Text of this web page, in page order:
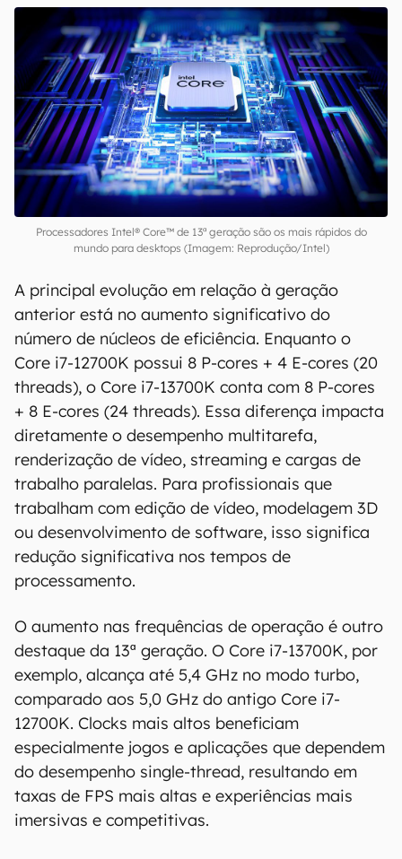
Processadores Intel® Core™ de 13ª geração são os mais rápidos do
mundo para desktops (Imagem: Reprodução/Intel)
A principal evolução em relação à geração
anterior está no aumento significativo do
número de núcleos de eficiência. Enquanto o
Core i7-12700K possui 8 P-cores + 4 E-cores (20
threads), o Core i7-13700K conta com 8 P-cores
+ 8 E-cores (24 threads). Essa diferença impacta
diretamente o desempenho multitarefa,
renderização de vídeo, streaming e cargas de
trabalho paralelas. Para profissionais que
trabalham com edição de vídeo, modelagem 3D
ou desenvolvimento de software, isso significa
redução significativa nos tempos de
processamento.
O aumento nas frequências de operação é outro
destaque da 13ª geração. O Core i7-13700K, por
exemplo, alcança até 5,4 GHz no modo turbo,
comparado aos 5,0 GHz do antigo Core i7-
12700K. Clocks mais altos beneficiam
especialmente jogos e aplicações que dependem
do desempenho single-thread, resultando em
taxas de FPS mais altas e experiências mais
imersivas e competitivas.